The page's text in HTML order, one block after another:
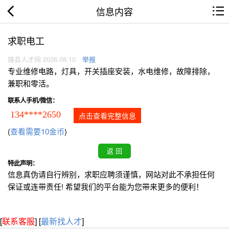
信息内容
求职电工
雄县人才网 2026.08.10 举报
专业维修电路，灯具，开关插座安装，水电维修，故障排除，
兼职和零活。
联系人手机/微信：
134****2650 点击查看完整信息
(查看需要10金币)
特此声明：
信息真伪请自行辨别，求职应聘须谨慎，网站对此不承担任何
保证或连带责任! 希望我们的平台能为您带来更多的便利！
[联系客服] [最新找人才]